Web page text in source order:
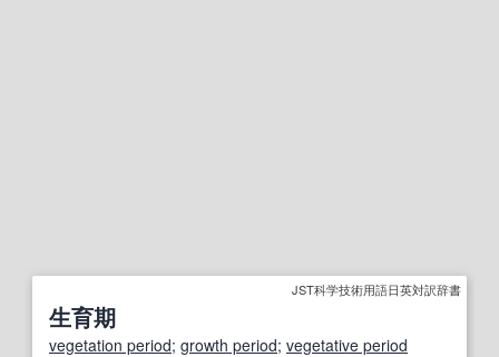
JST科学技術用語日英対訳辞書
生育期
vegetation period; growth period; vegetative period